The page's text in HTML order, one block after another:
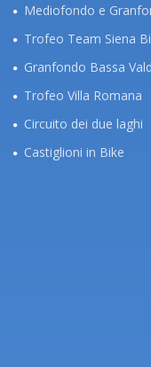
Mediofondo e
Trofeo Team Siena
Granfondo Bassa
Trofeo Villa Romana
Circuito dei due laghi
Castiglioni in Bike